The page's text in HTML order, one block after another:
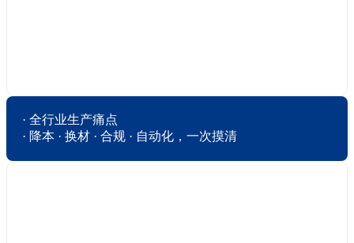
· 全行业生产痛点
· 降本 · 换材 · 合规 · 自动化，一次摸清